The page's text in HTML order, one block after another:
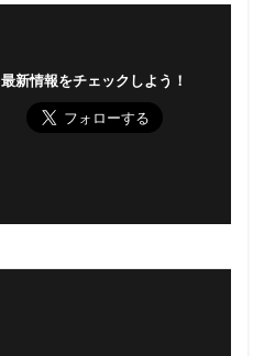
最新情報をチェックしよう！